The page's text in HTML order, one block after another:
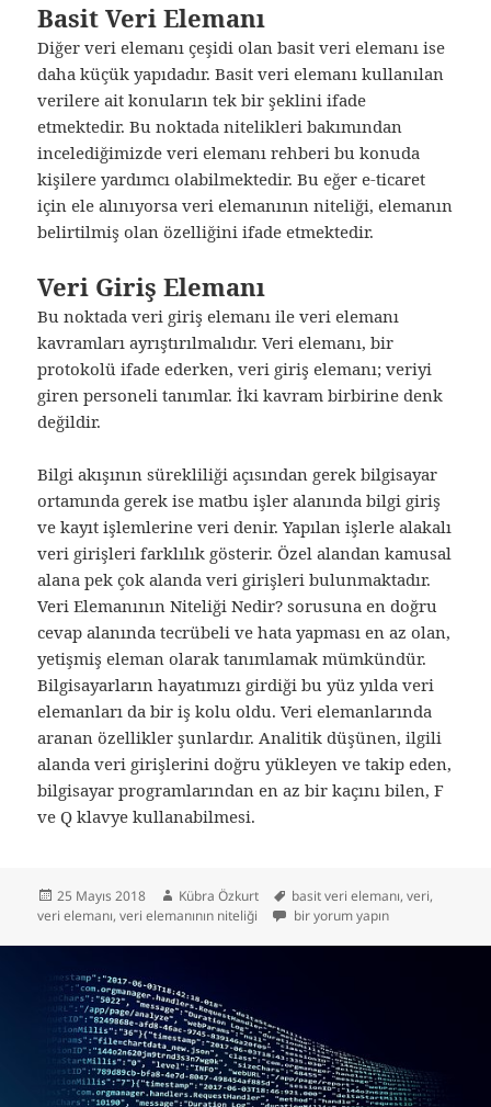
Basit Veri Elemanı
Diğer veri elemanı çeşidi olan basit veri elemanı ise
daha küçük yapıdadır. Basit veri elemanı kullanılan
verilere ait konuların tek bir şeklini ifade
etmektedir. Bu noktada nitelikleri bakımından
incelediğimizde veri elemanı rehberi bu konuda
kişilere yardımcı olabilmektedir. Bu eğer e-ticaret
için ele alınıyorsa veri elemanının niteliği, elemanın
belirtilmiş olan özelliğini ifade etmektedir.
Veri Giriş Elemanı
Bu noktada veri giriş elemanı ile veri elemanı
kavramları ayrıştırılmalıdır. Veri elemanı, bir
protokolü ifade ederken, veri giriş elemanı; veriyi
giren personeli tanımlar. İki kavram birbirine denk
değildir.
Bilgi akışının sürekliliği açısından gerek bilgisayar
ortamında gerek ise matbu işler alanında bilgi giriş
ve kayıt işlemlerine veri denir. Yapılan işlerle alakalı
veri girişleri farklılık gösterir. Özel alandan kamusal
alana pek çok alanda veri girişleri bulunmaktadır.
Veri Elemanının Niteliği Nedir? sorusuna en doğru
cevap alanında tecrübeli ve hata yapması en az olan,
yetişmiş eleman olarak tanımlamak mümkündür.
Bilgisayarların hayatımızı girdiği bu yüz yılda veri
elemanları da bir iş kolu oldu. Veri elemanlarında
aranan özellikler şunlardır. Analitik düşünen, ilgili
alanda veri girişlerini doğru yükleyen ve takip eden,
bilgisayar programlarından en az bir kaçını bilen, F
ve Q klavye kullanabilmesi.
Yayın
tarihi
25 Mayıs 2018 Yazar
Kübra Özkurt Etiketler
basit veri elemanı,veri,
veri elemanı,veri elemanının niteliği Veri Elemanının Niteliği Nedir?
bir yorum yapın